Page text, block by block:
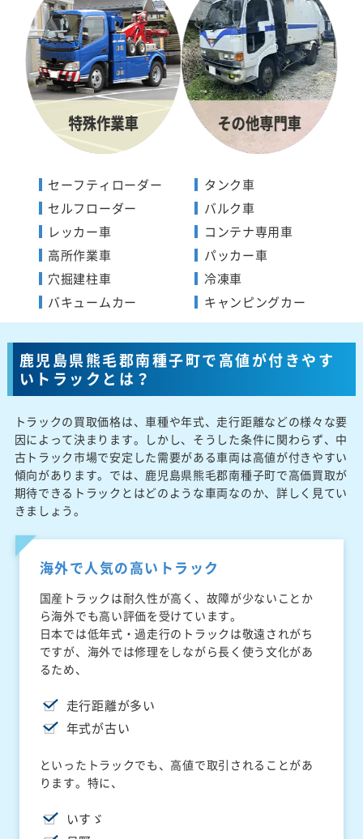
セーフティローダー
セルフローダー
レッカー車
高所作業車
穴掘建柱車
バキュームカー
タンク車
バルク車
コンテナ専用車
パッカー車
冷凍車
キャンピングカー
鹿児島県熊毛郡南種子町で高値が付きやす
いトラックとは？
トラックの買取価格は、車種や年式、走行距離などの様々な要
因によって決まります。しかし、そうした条件に関わらず、中
古トラック市場で安定した需要がある車両は高値が付きやすい
傾向があります。では、鹿児島県熊毛郡南種子町で高価買取が
期待できるトラックとはどのような車両なのか、詳しく見てい
きましょう。
海外で人気の高いトラック
国産トラックは耐久性が高く、故障が少ないことか
ら海外でも高い評価を受けています。
日本では低年式・過走行のトラックは敬遠されがち
ですが、海外では修理をしながら長く使う文化があ
るため、
走行距離が多い
年式が古い
といったトラックでも、高値で取引されることがあ
ります。特に、
いすゞ